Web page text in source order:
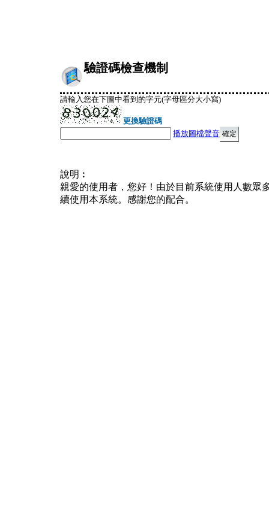
驗證碼檢查機制
請輸入您在下圖中看到的字元(字母區分大小寫)
更換驗證碼
播放圖檔聲音
說明︰
親愛的使用者，您好！由於目前系統使用人數眾
續使用本系統。感謝您的配合。